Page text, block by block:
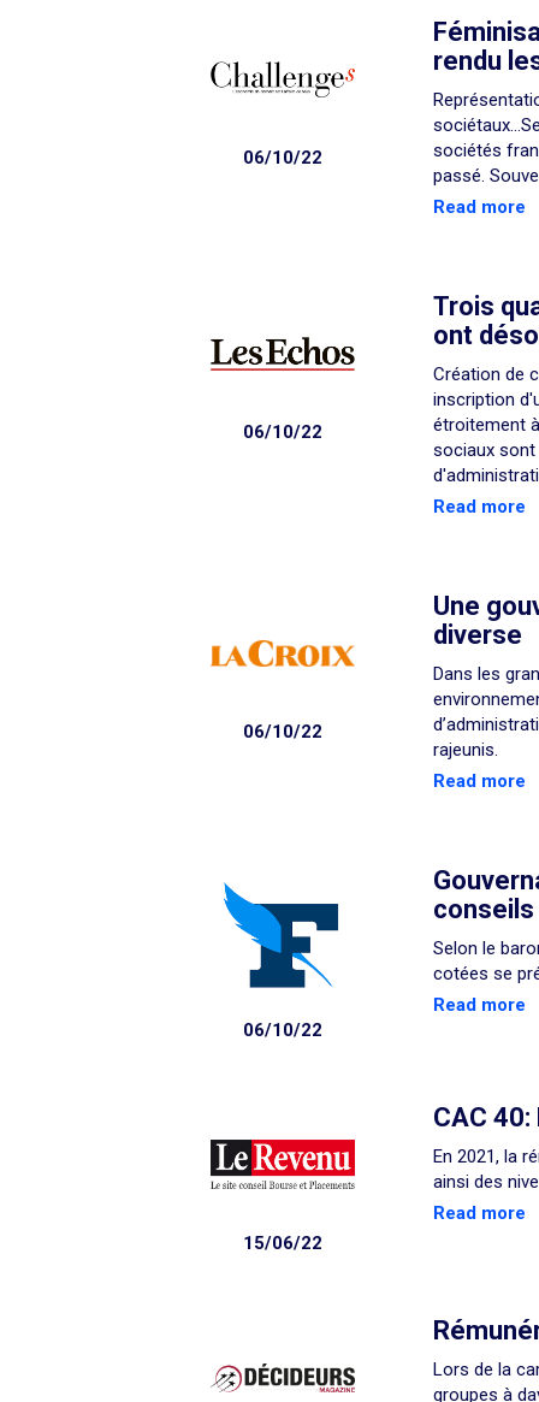
rendu
sociétés
passé.
Read more
06/10/22
Trois
ont
Création de
inscription
étroitement
sociaux sont
Read more
06/10/22
Une
diverse
Dans les
rajeunis.
Read more
06/10/22
conseils
Selon le
cotées se
Read more
06/10/22
CAC
En 2021, la
ainsi des
Read more
15/06/22
Lors de la
groupes à